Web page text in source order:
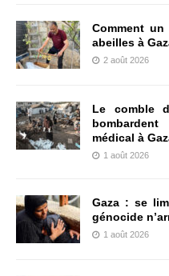
Comment
abeilles à
2 août 2026
Le comble
médical à
1 août 2026
Gaza : se
génocide
1 août 2026